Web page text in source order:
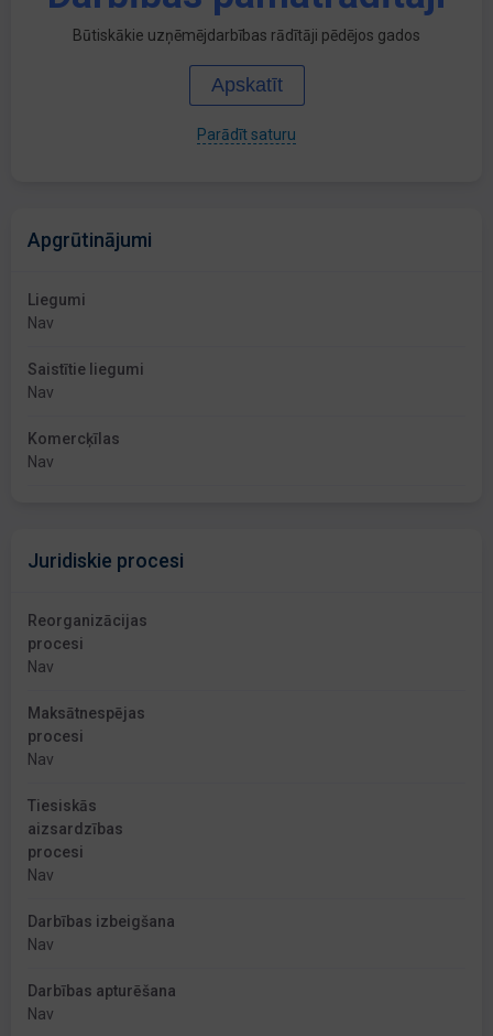
Būtiskākie uzņēmējdarbības rādītāji pēdējos gados
Apskatīt
Parādīt saturu
Apgrūtinājumi
Liegumi
Nav
Saistītie liegumi
Nav
Komercķīlas
Nav
Juridiskie procesi
Reorganizācijas
procesi
Nav
Maksātnespējas
procesi
Nav
Tiesiskās
aizsardzības
procesi
Nav
Darbības izbeigšana
Nav
Darbības apturēšana
Nav